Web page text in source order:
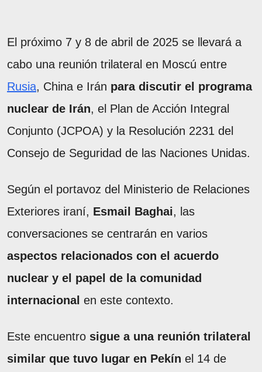
El próximo 7 y 8 de abril de 2025 se llevará a
cabo una reunión trilateral en Moscú entre
Rusia, China e Irán para discutir el programa
nuclear de Irán, el Plan de Acción Integral
Conjunto (JCPOA) y la Resolución 2231 del
Consejo de Seguridad de las Naciones Unidas.
Según el portavoz del Ministerio de Relaciones
Exteriores iraní, Esmail Baghai, las
conversaciones se centrarán en varios
aspectos relacionados con el acuerdo
nuclear y el papel de la comunidad
internacional en este contexto.
Este encuentro sigue a una reunión trilateral
similar que tuvo lugar en Pekín el 14 de